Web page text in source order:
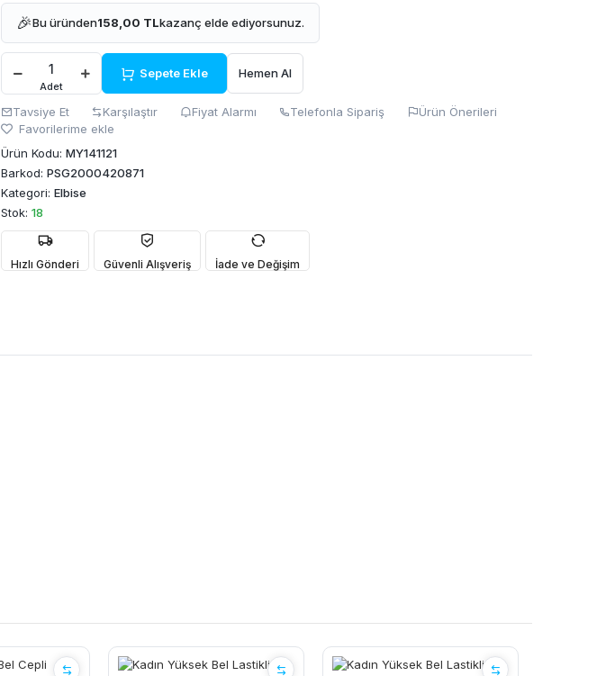
🎉Bu üründen158,00 TLkazanç elde ediyorsunuz.
Adet
Sepete Ekle Hemen Al
Tavsiye Et Karşılaştır Fiyat Alarmı Telefonla Sipariş
Ürün Önerileri
Favorilerime ekle
Ürün Kodu: MY141121
Barkod: PSG2000420871
Kategori: Elbise
Stok: 18
Hızlı Gönderi Güvenli Alışveriş İade ve Değişim